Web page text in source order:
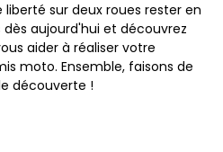
liberté sur deux roues rester en
aujourd'hui et découvrez
aider à réaliser votre
moto. Ensemble, faisons de
découverte !